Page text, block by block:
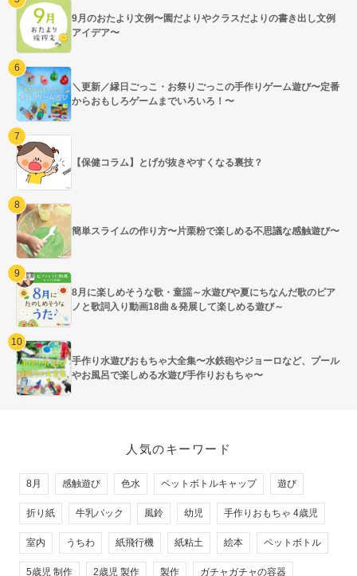
9月のおたより文例〜園だよりやクラスだよりの書き出し文例
アイデア〜
＼更新／縁日ごっこ・お祭りごっこの手作りゲーム遊び〜定番
からおもしろゲームまでいろいろ！〜
【保健コラム】とげが抜きやすくなる裏技？
簡単スライムの作り方〜片栗粉で楽しめる不思議な感触遊び〜
8月に楽しめそうな歌・童謡～水遊びや夏にちなんだ歌のピア
ノと歌詞入り動画18曲＆発展して楽しめる遊び～
手作り水遊びおもちゃ大全集〜水鉄砲やジョーロなど、プール
やお風呂で楽しめる水遊び手作りおもちゃ〜
人気のキーワード
8月 感触遊び 色水 ペットボトルキャップ 遊び
折り紙 牛乳パック 風鈴 幼児 手作りおもちゃ 4歳児
室内 うちわ 紙飛行機 紙粘土 絵本 ペットボトル
5歳児 制作 2歳児 製作 製作 ガチャガチャの容器